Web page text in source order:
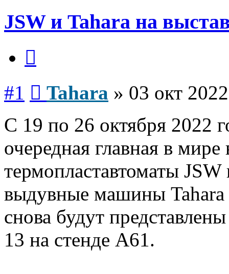
JSW и Tahara на
#1 Tahara » 03 окт
С 19 по 26 октября 2022
очередная главная в
термопластавтоматы
выдувные машины Tahara
снова будут
13 на стенде А61.